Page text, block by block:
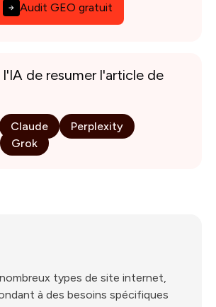
l'IA de resumer l'article de
Claude
Perplexity
Grok
Audit GEO gratuit
types de site internet,
à des besoins spécifiques